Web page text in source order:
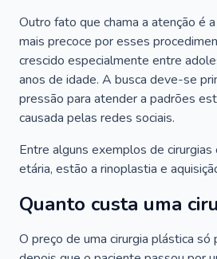
Outro fato que chama a atenção é
mais precoce por esses
crescido especialmente entre
anos de idade. A busca deve-se
pressão para atender a padrões
causada pelas redes sociais.
Entre alguns exemplos de cirurgias
etária, estão a rinoplastia e
Quanto custa uma
O preço de uma cirurgia plástica